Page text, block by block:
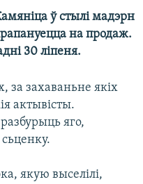
ў стылі мадэрн
на продаж.
30 ліпеня.
за захаваньне якіх
актывісты.
яго,
якую выселілі,